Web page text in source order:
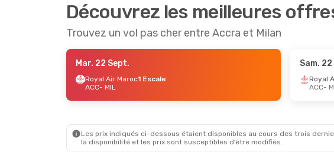
Découvrez les meilleures
Trouvez un vol pas cher entre Accra et Milan
Mar. 22 Sept.
Royal Air Maroc1 Escale
ACC- MIL
Sam.
Royal
ACC-
Les prix indiqués ci-dessous étaient disponibles au cours des trois
la disponibilité et les prix sont susceptibles d’être modifiés.